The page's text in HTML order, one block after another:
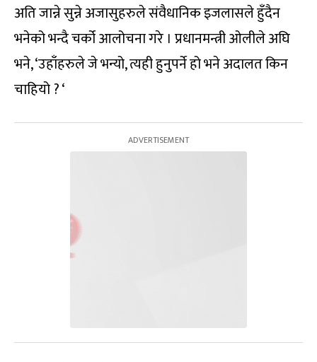
अति जान्ने सुन्ने अजासुहरुले संवैधानिक इजलासले हुँदैन
भनेको भन्दै चर्को आलोचना गरे । प्रधानमन्त्री ओलीले अघि
भने, ‘उहाँहरुले जे भन्यो, त्यही हुनुपर्ने हो भने अदालत किन
चाहियो ? ‘